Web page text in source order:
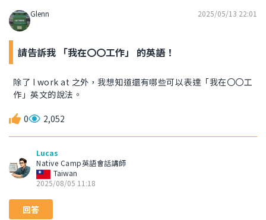
Glenn 2025/05/13 22:01
請告訴我 「我在〇〇工作」 的英語！
除了 I work at 之外，我想知道還有哪些可以表達「我在〇〇工
作」英文的說法。
0 2,052
Lucas
Native Camp英語會話講師
Taiwan
2025/08/05 11:18
回答